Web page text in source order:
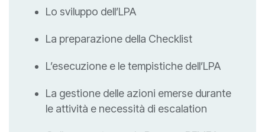
Lo sviluppo dell’LPA
La preparazione della Checklist
L’esecuzione e le tempistiche dell’LPA
La gestione delle azioni emerse durante
le attività e necessità di escalation